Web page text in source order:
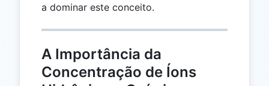
a dominar este conceito.
A Importância da
Concentração de Íons